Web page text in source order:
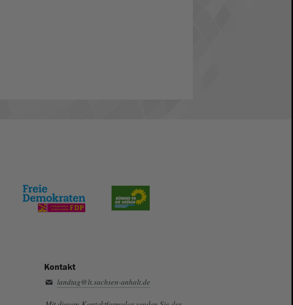
Kontakt
landtag@lt.sachsen-anhalt.de